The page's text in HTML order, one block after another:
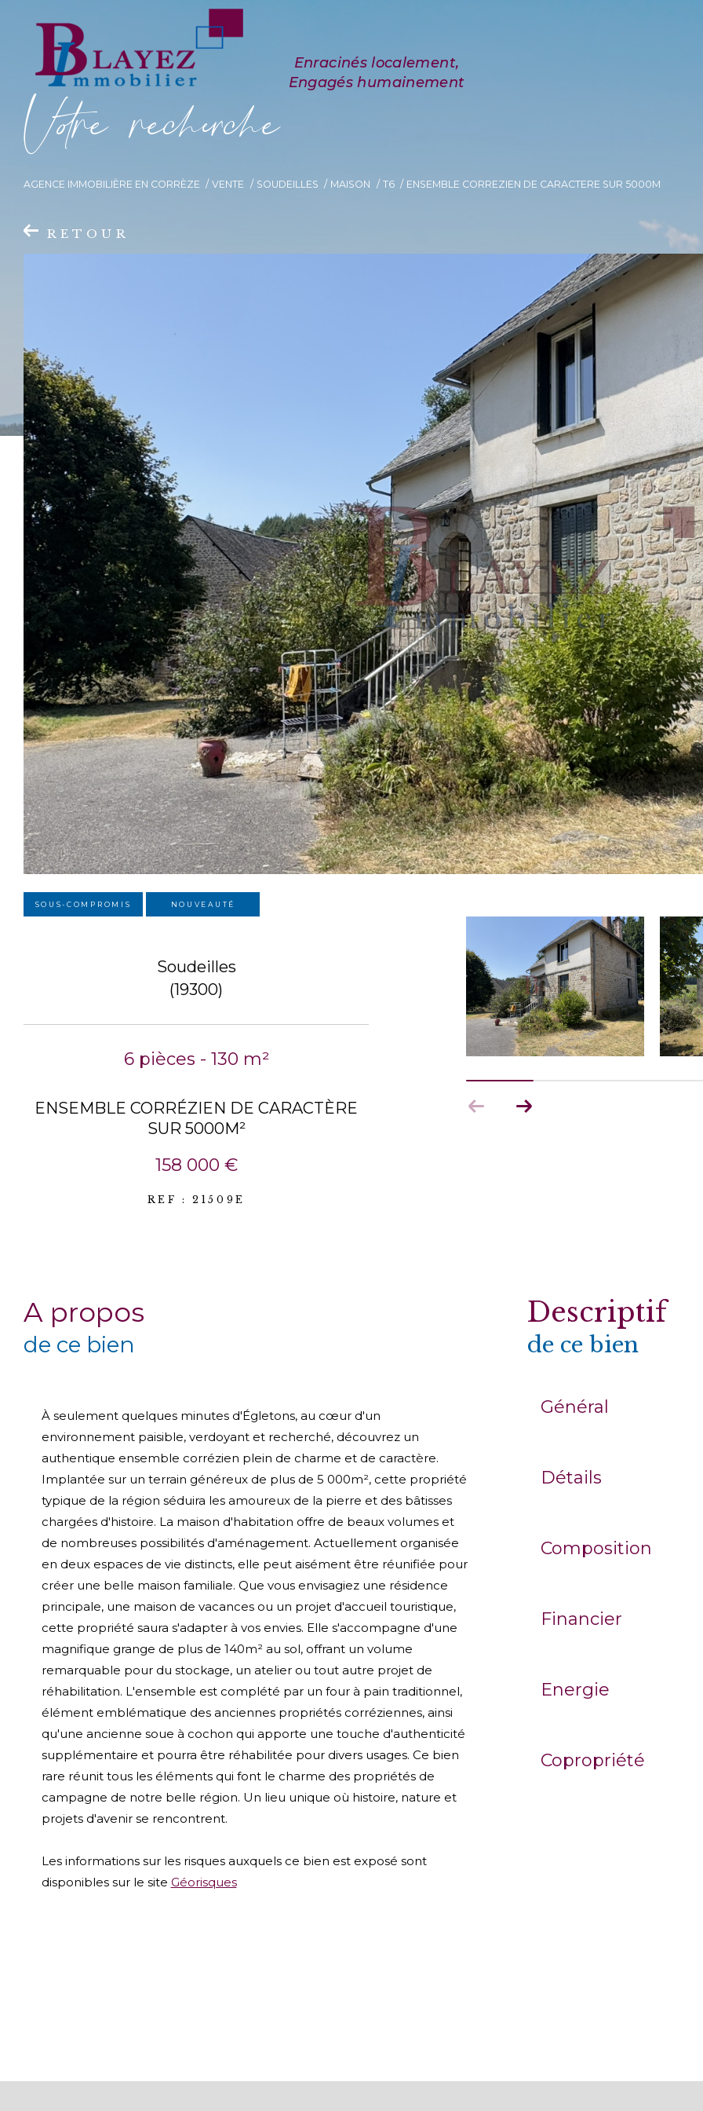
Vore recece
AGENCE IMMOBILIÈRE EN CORRÈZE VENTE SOUDEILLES MAISON T6 ENSEMBLE CORREZIEN DE CARACTERE SUR 5000M
RETOUR
SOUS-COMPROMIS NOUVEAUTÉ
Soudeilles
(19300)
6 pièces - 130 m²
ENSEMBLE CORRÉZIEN DE CARACTÈRE
SUR 5000M²
158 000 €
REF : 21509E
a propos
de ce bien
À seulement quelques minutes d'Égletons, au cœur d'un
environnement paisible, verdoyant et recherché, découvrez un
authentique ensemble corrézien plein de charme et de caractère.
Implantée sur un terrain généreux de plus de 5 000m², cette propriété
typique de la région séduira les amoureux de la pierre et des bâtisses
chargées d'histoire. La maison d'habitation offre de beaux volumes et
de nombreuses possibilités d'aménagement. Actuellement organisée
en deux espaces de vie distincts, elle peut aisément être réunifiée pour
créer une belle maison familiale. Que vous envisagiez une résidence
principale, une maison de vacances ou un projet d'accueil touristique,
cette propriété saura s'adapter à vos envies. Elle s'accompagne d'une
magnifique grange de plus de 140m² au sol, offrant un volume
remarquable pour du stockage, un atelier ou tout autre projet de
réhabilitation. L'ensemble est complété par un four à pain traditionnel,
élément emblématique des anciennes propriétés corréziennes, ainsi
qu'une ancienne soue à cochon qui apporte une touche d'authenticité
supplémentaire et pourra être réhabilitée pour divers usages. Ce bien
rare réunit tous les éléments qui font le charme des propriétés de
campagne de notre belle région. Un lieu unique où histoire, nature et
projets d'avenir se rencontrent.
Les informations sur les risques auxquels ce bien est exposé sont
disponibles sur le site Géorisques
descriptif
de ce bien
Général
Détails
Composition
Financier
Energie
Copropriété